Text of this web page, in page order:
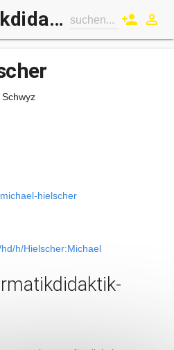
Informatikdidaktik-Wiki suchen... person_add perm_identity
hielscher
h/Hielscher:Michael